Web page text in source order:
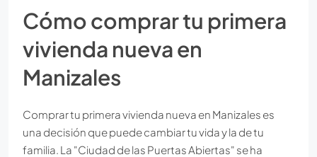
Cómo comprar tu primera
vivienda nueva en
Manizales
Comprar tu primera vivienda nueva en Manizales es
una decisión que puede cambiar tu vida y la de tu
familia. La "Ciudad de las Puertas Abiertas" se ha